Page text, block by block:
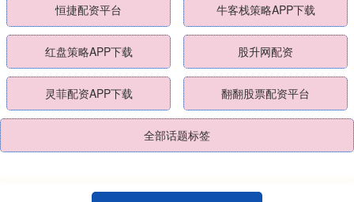
恒捷配资平台 牛客栈策略APP下载
红盘策略APP下载 股升网配资
灵菲配资APP下载 翻翻股票配资平台
全部话题标签